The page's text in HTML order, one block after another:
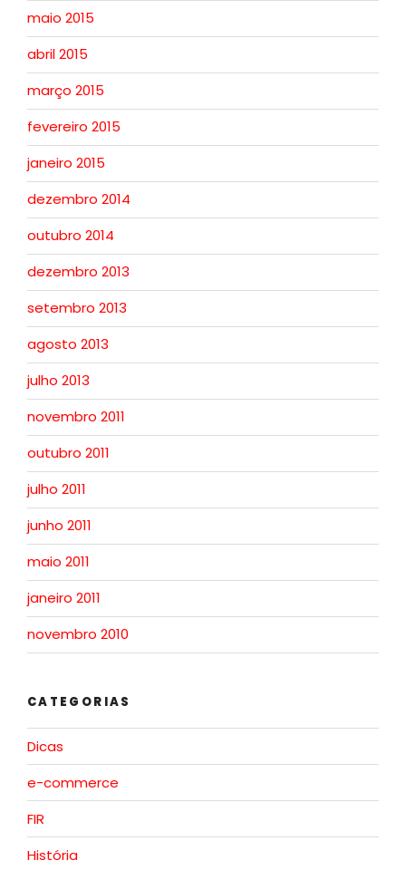
maio 2015
abril 2015
março 2015
fevereiro 2015
janeiro 2015
dezembro 2014
outubro 2014
dezembro 2013
setembro 2013
agosto 2013
julho 2013
novembro 2011
outubro 2011
julho 2011
junho 2011
maio 2011
janeiro 2011
novembro 2010
CATEGORIAS
Dicas
e-commerce
FIR
História